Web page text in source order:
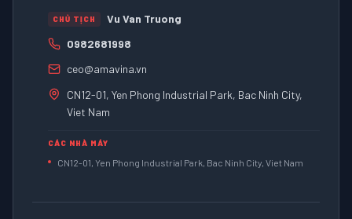
CHỦ TỊCH
Vu Van Truong
0982681998
ceo@amavina.vn
CN12-01, Yen Phong Industrial Park, Bac Ninh City,
Viet Nam
CÁC NHÀ MÁY
CN12-01, Yen Phong Industrial Park, Bac Ninh City, Viet Nam